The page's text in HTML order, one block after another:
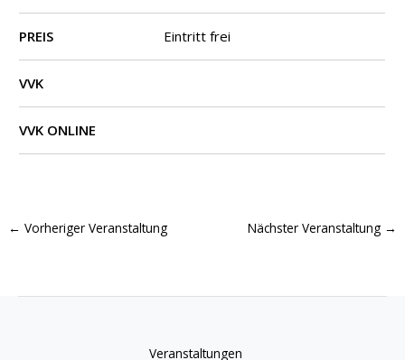
PREIS Eintritt frei
VVK
VVK ONLINE
← Vorheriger Veranstaltung Nächster Veranstaltung →
Veranstaltungen